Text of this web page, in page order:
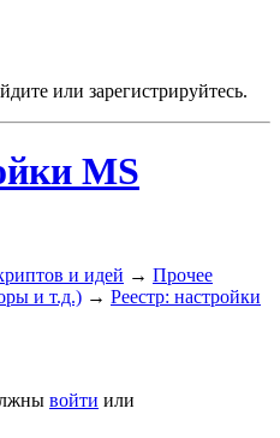
или зарегистрируйтесь.
MS
и идей → Прочее
и т.д.) → Реестр: настройки
войти или